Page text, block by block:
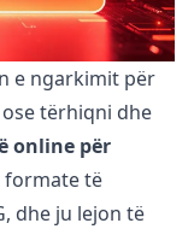
e ngarkimit për
tërhiqni dhe
online për
formate të
dhe ju lejon të